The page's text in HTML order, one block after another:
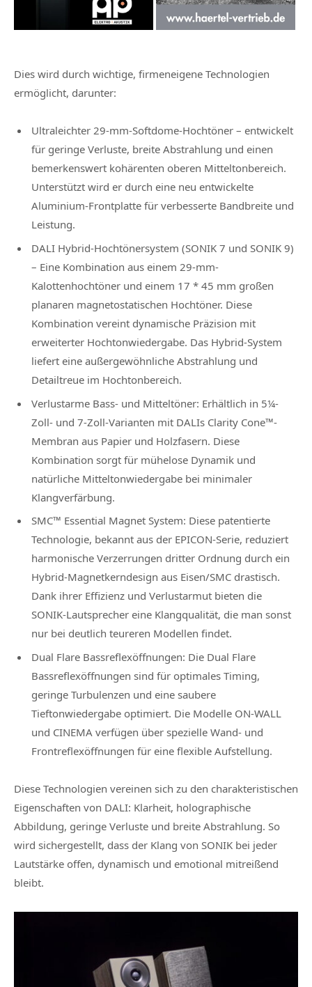
Dies wird durch wichtige, firmeneigene Technologien
ermöglicht, darunter:
Ultraleichter 29-mm-Softdome-Hochtöner – entwickelt
für geringe Verluste, breite Abstrahlung und einen
bemerkenswert kohärenten oberen Mitteltonbereich.
Unterstützt wird er durch eine neu entwickelte
Aluminium-Frontplatte für verbesserte Bandbreite und
Leistung.
DALI Hybrid-Hochtönersystem (SONIK 7 und SONIK 9)
– Eine Kombination aus einem 29-mm-
Kalottenhochtöner und einem 17 * 45 mm großen
planaren magnetostatischen Hochtöner. Diese
Kombination vereint dynamische Präzision mit
erweiterter Hochtonwiedergabe. Das Hybrid-System
liefert eine außergewöhnliche Abstrahlung und
Detailtreue im Hochtonbereich.
Verlustarme Bass- und Mitteltöner: Erhältlich in 5¼-
Zoll- und 7-Zoll-Varianten mit DALIs Clarity Cone™-
Membran aus Papier und Holzfasern. Diese
Kombination sorgt für mühelose Dynamik und
natürliche Mitteltonwiedergabe bei minimaler
Klangverfärbung.
SMC™ Essential Magnet System: Diese patentierte
Technologie, bekannt aus der EPICON-Serie, reduziert
harmonische Verzerrungen dritter Ordnung durch ein
Hybrid-Magnetkerndesign aus Eisen/SMC drastisch.
Dank ihrer Effizienz und Verlustarmut bieten die
SONIK-Lautsprecher eine Klangqualität, die man sonst
nur bei deutlich teureren Modellen findet.
Dual Flare Bassreflexöffnungen: Die Dual Flare
Bassreflexöffnungen sind für optimales Timing,
geringe Turbulenzen und eine saubere
Tieftonwiedergabe optimiert. Die Modelle ON-WALL
und CINEMA verfügen über spezielle Wand- und
Frontreflexöffnungen für eine flexible Aufstellung.
Diese Technologien vereinen sich zu den charakteristischen
Eigenschaften von DALI: Klarheit, holographische
Abbildung, geringe Verluste und breite Abstrahlung. So
wird sichergestellt, dass der Klang von SONIK bei jeder
Lautstärke offen, dynamisch und emotional mitreißend
bleibt.